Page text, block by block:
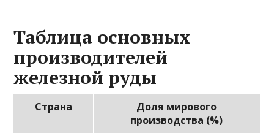
Таблица основных
производителей
железной руды
Страна
Доля мирового
производства (%)